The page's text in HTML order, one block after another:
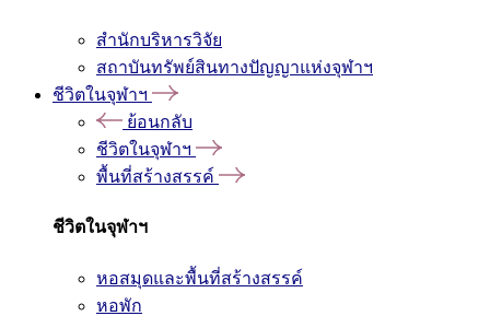
สำนักบริหารวิจัย
สถาบันทรัพย์สินทางปัญญาแห่งจุฬาฯ
ชีวิตในจุฬาฯ
ย้อนกลับ
ชีวิตในจุฬาฯ
พื้นที่สร้างสรรค์
ชีวิตในจุฬาฯ
หอสมุดและพื้นที่สร้างสรรค์
หอพัก